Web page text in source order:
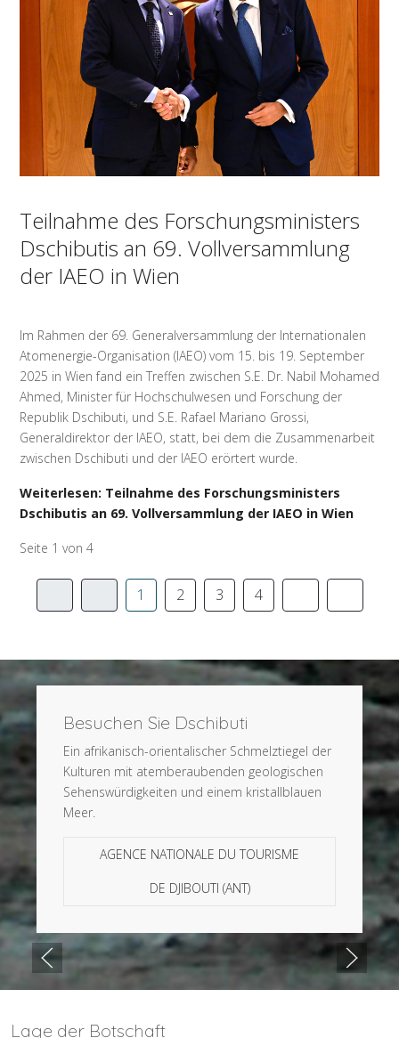
Teilnahme des Forschungsministers
Dschibutis an 69. Vollversammlung
der IAEO in Wien
Im Rahmen der 69. Generalversammlung der Internationalen
Atomenergie-Organisation (IAEO) vom 15. bis 19. September
2025 in Wien fand ein Treffen zwischen S.E. Dr. Nabil Mohamed
Ahmed, Minister für Hochschulwesen und Forschung der
Republik Dschibuti, und S.E. Rafael Mariano Grossi,
Generaldirektor der IAEO, statt, bei dem die Zusammenarbeit
zwischen Dschibuti und der IAEO erörtert wurde.
Weiterlesen: Teilnahme des Forschungsministers
Dschibutis an 69. Vollversammlung der IAEO in Wien
Seite 1 von 4
1 2 3 4
Besuchen Sie Dschibuti
Ein afrikanisch-orientalischer Schmelztiegel der
Kulturen mit atemberaubenden geologischen
Sehenswürdigkeiten und einem kristallblauen
Meer.
AGENCE NATIONALE DU TOURISME
DE DJIBOUTI (ANT)
Lage der Botschaft